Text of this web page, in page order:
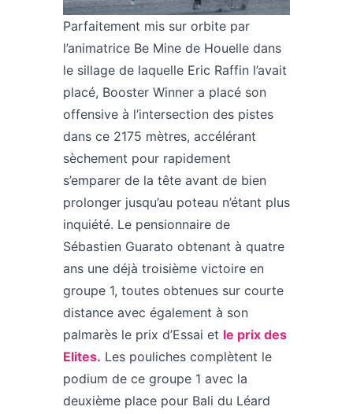
Parfaitement mis sur orbite par
l’animatrice Be Mine de Houelle dans
le sillage de laquelle Eric Raffin l’avait
placé, Booster Winner a placé son
offensive à l’intersection des pistes
dans ce 2175 mètres, accélérant
sèchement pour rapidement
s’emparer de la tête avant de bien
prolonger jusqu’au poteau n’étant plus
inquiété. Le pensionnaire de
Sébastien Guarato obtenant à quatre
ans une déjà troisième victoire en
groupe 1, toutes obtenues sur courte
distance avec également à son
palmarès le prix d’Essai et le prix des
Elites. Les pouliches complètent le
podium de ce groupe 1 avec la
deuxième place pour Bali du Léard